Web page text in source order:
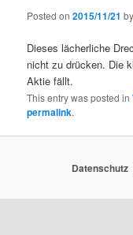
Posted on2015/11/21
Dieses lächerliche
nicht zu drücken. Die
Aktie fällt.
This entry was posted in
permalink.
Datenschutz